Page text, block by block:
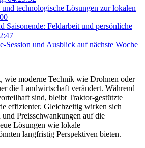
technologische Lösungen zur lokalen
Saisonende: Feldarbeit und persönliche
Session und Ausblick auf nächste Woche
wie moderne Technik wie Drohnen oder
die Landwirtschaft verändert. Während
sind, bleibt Traktor-gestützte
effizienter. Gleichzeitig wirken sich
und Preisschwankungen auf die
Lösungen wie lokale
langfristig Perspektiven bieten.